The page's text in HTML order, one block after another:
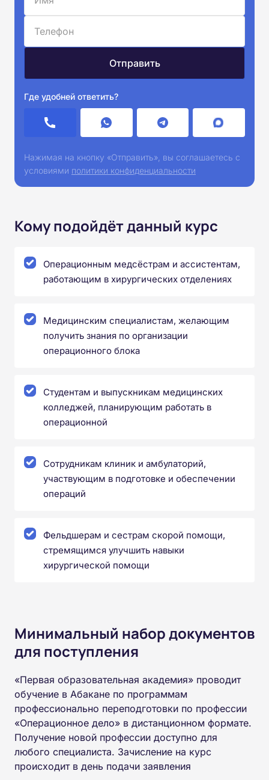
Где удобней ответить?
Нажимая на кнопку «Отправить», вы соглашаетесь с
условиями политики конфиденциальности
Кому подойдёт данный курс
Операционным медсёстрам и ассистентам,
работающим в хирургических отделениях
Медицинским специалистам, желающим
получить знания по организации
операционного блока
Студентам и выпускникам медицинских
колледжей, планирующим работать в
операционной
Сотрудникам клиник и амбулаторий,
участвующим в подготовке и обеспечении
операций
Фельдшерам и сестрам скорой помощи,
стремящимся улучшить навыки
хирургической помощи
Минимальный набор документов
для поступления
«Первая образовательная академия» проводит
обучение в Абакане по программам
профессионально переподготовки по профессии
«Операционное дело» в дистанционном формате.
Получение новой профессии доступно для
любого специалиста. Зачисление на курс
происходит в день подачи заявления